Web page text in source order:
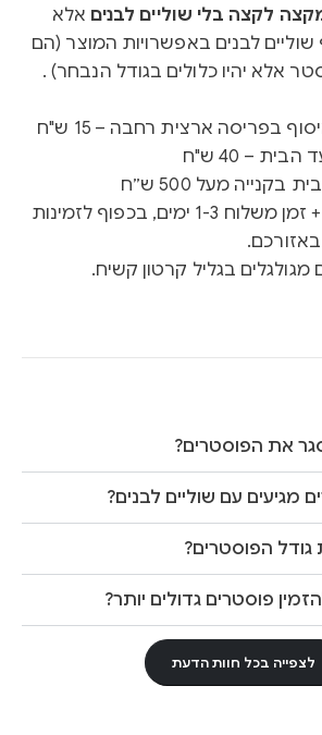
לקצה בלי שוליים לבנים אלא
לבנים באפשרויות המוצר (הם
אלא יהיו כלולים בגודל הנבחר) .
בפריסה ארצית רחבה – 15 ש"ח
– 40 ש"ח
מעל 500 ש״ח
זמן ייצור 3-5 ימים + זמן משלוח 1-3 ימים, בכפוף לזמינות
בגליל קרטון קשיח.
את הפוסטרים?
מגיעים עם שוליים לבנים?
גודל הפוסטרים?
פוסטרים גדולים יותר?
לצפייה בכל חוות הדעת